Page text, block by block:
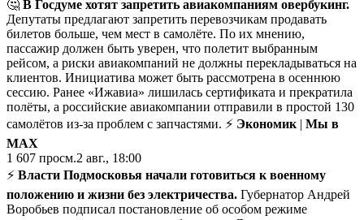
🤔 В Госдуме хотят запретить авиакомпаниям овербукинг.
Депутаты предлагают запретить перевозчикам продавать
билетов больше, чем мест в самолёте. По их мнению,
пассажир должен быть уверен, что полетит выбранным
рейсом, а риски авиакомпаний не должны перекладываться на
клиентов. Инициатива может быть рассмотрена в осеннюю
сессию. Ранее «Ижавиа» лишилась сертификата и прекратила
полёты, а российские авиакомпании отправили в простой 130
самолётов из-за проблем с запчастями. ⚡ Экономик | Мы в
MAX
1 607 просм.2 авг., 18:00
⚡️ Власти Подмосковья начали готовиться к военному
положению и жизни без электричества. Губернатор Андрей
Воробьев подписал постановление об особом режиме